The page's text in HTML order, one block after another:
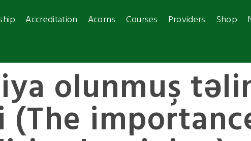
Accreditation Acorns Courses Providers Shop
olunmuş